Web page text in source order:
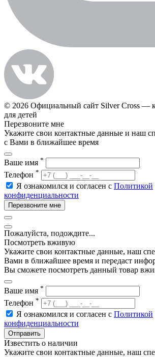
© 2026 Официальный сайт Silver Cross —
для детей
Перезвоните мне
Укажите свои контактные данные и наш
с Вами в ближайшее время
Ваше имя *
Телефон *
Я ознакомился и согласен с Политикой
конфиденциальности
Перезвоните мне
Пожалуйста, подождите...
Посмотреть вживую
Укажите свои контактные данные, наш
Вами в ближайшее время и передаст
Вы сможете посмотреть данный товар
Ваше имя *
Телефон *
Я ознакомился и согласен с Политикой
конфиденциальности
Отправить
Известить о наличии
Укажите свои контактные данные, наш